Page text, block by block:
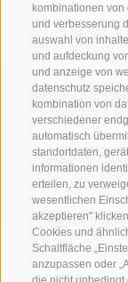
kombinationen
und verbesserung
auswahl von
und aufdeckung
und anzeige von
datenschutz
kombination von
verschiedener
automatisch
standortdaten,
informationen
erteilen, zu
wesentlichen
akzeptieren"
Cookies und
Schaltfläche
anzupassen oder
Suche